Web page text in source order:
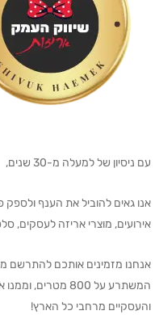
עם ניסיון של למעלה מ-30 שנים,
אנו גאים להוביל את הענף ולספק
אירועים, מוצרי אריזה לעסקים,
אנחנו מזמינים אותכם להתרשם
המשתרע על 800
והעסקיים מרחבי כל הארץ!